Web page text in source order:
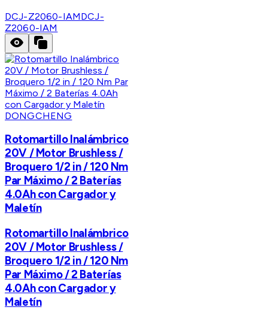
DCJ-Z2060-IAMDCJ-
Z2060-IAM
DONGCHENG
Rotomartillo Inalámbrico
20V / Motor Brushless /
Broquero 1/2 in / 120 Nm
Par Máximo / 2 Baterías
4.0Ah con Cargador y
Maletín
Rotomartillo Inalámbrico
20V / Motor Brushless /
Broquero 1/2 in / 120 Nm
Par Máximo / 2 Baterías
4.0Ah con Cargador y
Maletín